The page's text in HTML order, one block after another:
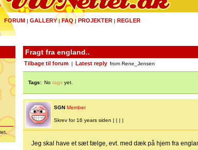
FORUM | GALLERY|FAQ | PROJEKTER | REGLER
Fragt fra england..
Tilbage til forum Latest reply from Rene_Jensen
Tags: No tags yet.
SGN Member
Skrev for 16 years siden | | | |
Jeg skal have et sæt fælge, evt. med dæk på hjem fra